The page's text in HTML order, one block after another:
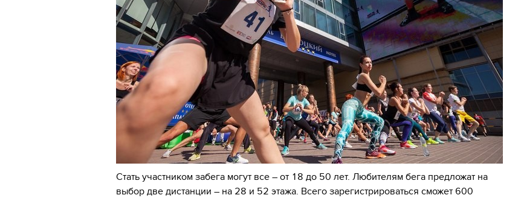
Стать участником забега могут все – от 18 до 50 лет. Любителям бега предложат на
выбор две дистанции – на 28 и 52 этажа. Всего зарегистрироваться сможет 600